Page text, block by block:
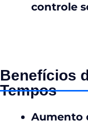
controle
Benefícios
Tempos
Aumento